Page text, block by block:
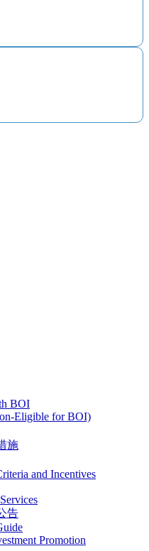
BOI
Eligible for BOI)
施
and Incentives
告
Promotion